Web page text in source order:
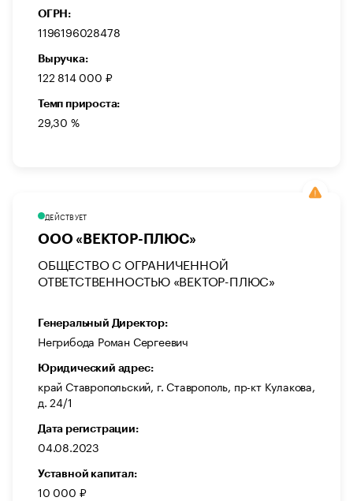
ОГРН:
1196196028478
Выручка:
122 814 000 ₽
Темп прироста:
29,30 %
ДЕЙСТВУЕТ
ООО «ВЕКТОР-ПЛЮС»
ОБЩЕСТВО С ОГРАНИЧЕННОЙ
ОТВЕТСТВЕННОСТЬЮ «ВЕКТОР-ПЛЮС»
Генеральный Директор:
Негрибода Роман Сергеевич
Юридический адрес:
край Ставропольский, г. Ставрополь, пр-кт Кулакова,
д. 24/1
Дата регистрации:
04.08.2023
Уставной капитал:
10 000 ₽